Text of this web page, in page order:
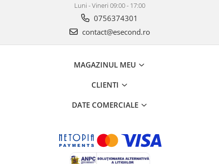
Camere video si sport
Luni - Vineri 09:00 - 17:00
0756374301
contact@esecond.ro
MAGAZINUL MEU
CLIENTI
DATE COMERCIALE